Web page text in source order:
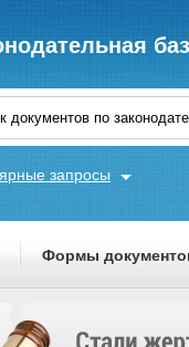
запросы
Формы